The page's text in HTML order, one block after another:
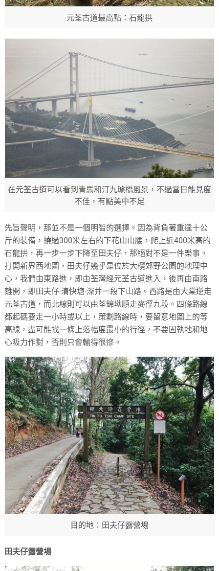
元荃古道最高點：石龍拱
在元荃古道可以看到青馬和汀九璩橋風景，不過當日能見度
不佳，有點美中不足
先旨聲明，那並不是一個明智的選擇。因為背負著重達十公
斤的裝備，繞過300米左右的下花山山腰，爬上近400米高的
石龍拱，再一步一步下降至田夫仔，那絕對不是一件樂事。
打開新界西地圖，田夫仔幾乎是位於大欖郊野公園的地理中
心，我們由東路進，即由荃灣經元荃古道進入，後再由南路
離開，即田夫仔-清快塘-深井一段下山路。西路是由大棠逆走
元荃古道，而北線則可以由荃錦坳順走麥徑九段。四條路線
都起碼要走一小時或以上，策劃路線時，要留意地圖上的等
高線，盡可能找一條上落幅度最小的行徑，不要固執地和地
心吸力作對，否則只會輸得很慘。
目的地：田夫仔露營場
田夫仔露營場